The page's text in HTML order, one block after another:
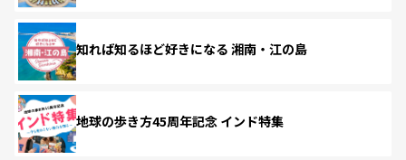
知れば知るほど好きになる 湘南・江の島
地球の歩き方45周年記念 インド特集